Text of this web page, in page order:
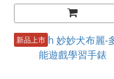
新品上市